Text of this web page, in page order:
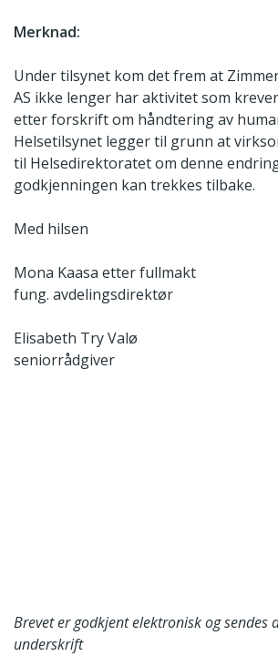
Merknad:
Under tilsynet kom det frem at
AS ikke lenger har aktivitet som
etter forskrift om håndtering av
Helsetilsynet legger til grunn at
til Helsedirektoratet om denne
godkjenningen kan trekkes tilbake.
Med hilsen
Mona Kaasa etter fullmakt
fung. avdelingsdirektør
Elisabeth Try Valø
seniorrådgiver
Brevet er godkjent elektronisk og sendes
underskrift